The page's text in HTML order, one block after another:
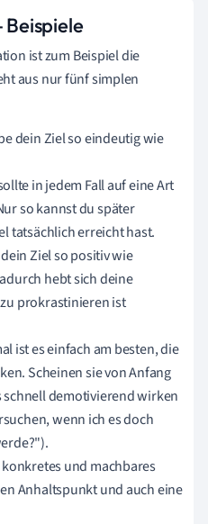
Beispiele
ist zum Beispiel die
aus nur fünf simplen
dein Ziel so eindeutig wie
in jedem Fall auf eine Art
so kannst du später
tatsächlich erreicht hast.
Ziel so positiv wie
hebt sich deine
prokrastinieren ist
ist es einfach am besten, die
Scheinen sie von Anfang
demotivierend wirken
wenn ich es doch
konkretes und machbares
Anhaltspunkt und auch eine